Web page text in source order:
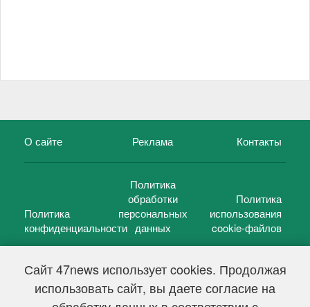
Сайт 47news использует cookies. Продолжая
использовать сайт, вы даете согласие на
О сайте Реклама Контакты
Политика
конфиденциальности
Политика
обработки
персональных
данных
Политика
использования
cookie-файлов
47 новостей (47 news)2005 — 2026 г.